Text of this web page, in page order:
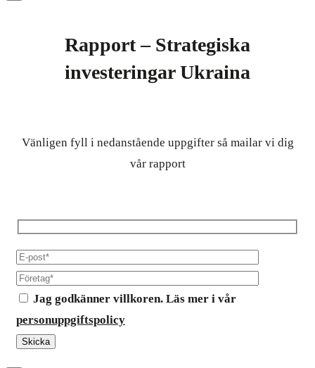
Rapport – Strategiska
investeringar Ukraina
Vänligen fyll i nedanstående uppgifter så mailar vi dig
vår rapport
Jag godkänner villkoren. Läs mer i vår
personuppgiftspolicy